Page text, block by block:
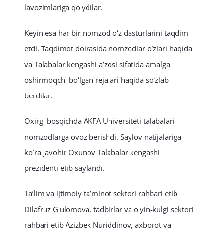
lavozimlariga qoʻydilar.
Keyin esa har bir nomzod oʻz dasturlarini taqdim
etdi. Taqdimot doirasida nomzodlar oʻzlari haqida
va Talabalar kengashi aʼzosi sifatida amalga
oshirmoqchi boʻlgan rejalari haqida soʻzlab
berdilar.
Oxirgi bosqichda AKFA Universiteti talabalari
nomzodlarga ovoz berishdi. Saylov natijalariga
koʻra Javohir Oxunov Talabalar kengashi
prezidenti etib saylandi.
Taʼlim va ijtimoiy taʼminot sektori rahbari etib
Dilafruz Gʻulomova, tadbirlar va oʻyin-kulgi sektori
rahbari etib Azizbek Nuriddinov, axborot va